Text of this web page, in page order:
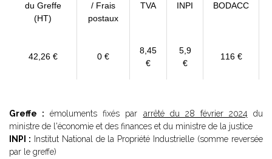
du Greffe
(HT)
/ Frais
postaux
TVA INPI BODACC
42,26 € 0 €
8,45
€
5,9
€
116 €
Greffe : émoluments fixés par arrêté du 28 février 2024 du
ministre de l'économie et des finances et du ministre de la justice
INPI : Institut National de la Propriété Industrielle (somme reversée
par le greffe)